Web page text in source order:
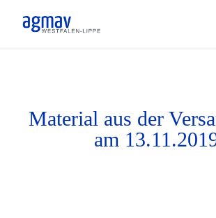
Material aus der
am